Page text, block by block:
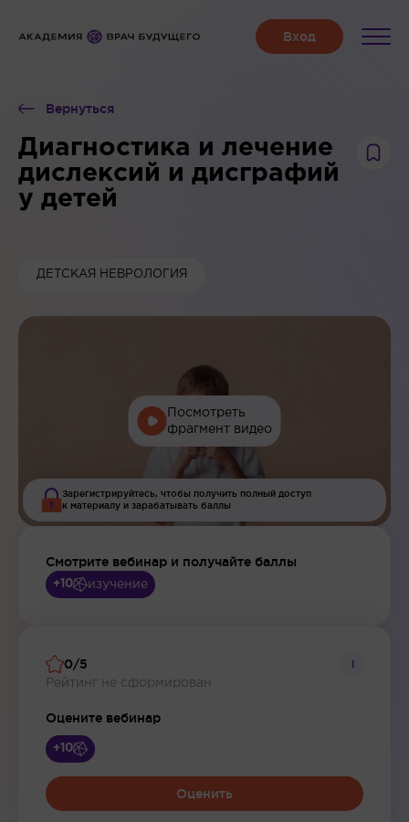
Вернуться
Диагностика и лечение
дислексий и дисграфий
у детей
ДЕТСКАЯ НЕВРОЛОГИЯ
Посмотреть
фрагмент видео
Зарегистрируйтесь, чтобы получить полный доступ
к материалу и зарабатывать баллы
Смотрите вебинар и получайте баллы
+10 изучение
0/5
Рейтинг не сформирован
i
Оцените вебинар
+10
Оценить